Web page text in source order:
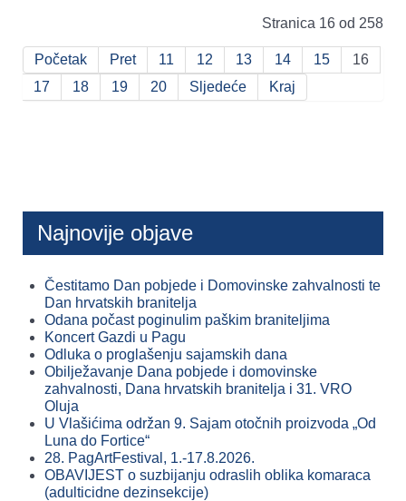
Stranica 16 od 258
Početak Pret 11 12 13 14 15
16
17
18 19 20 Sljedeće Kraj
Najnovije objave
Čestitamo Dan pobjede i Domovinske zahvalnosti te
Dan hrvatskih branitelja
Odana počast poginulim paškim braniteljima
Koncert Gazdi u Pagu
Odluka o proglašenju sajamskih dana
Obilježavanje Dana pobjede i domovinske
zahvalnosti, Dana hrvatskih branitelja i 31. VRO
Oluja
U Vlašićima održan 9. Sajam otočnih proizvoda „Od
Luna do Fortice“
28. PagArtFestival, 1.-17.8.2026.
OBAVIJEST o suzbijanju odraslih oblika komaraca
(adulticidne dezinsekcije)